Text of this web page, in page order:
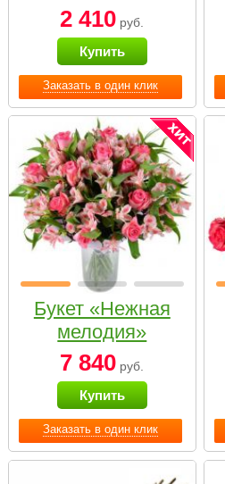
Заказать в один клик
2 410 руб.
Купить
Заказать в один клик
Букет «Нежная
мелодия»
7 840 руб.
Купить